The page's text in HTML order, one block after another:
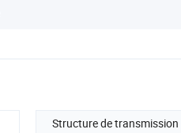
Structure de transmission